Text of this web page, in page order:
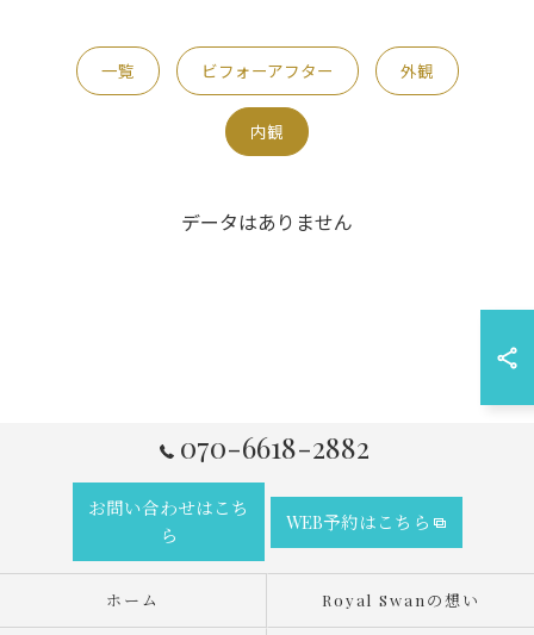
一覧 ビフォーアフター 外観
内観
データはありません
070-6618-2882
お問い合わせはこち
ら
WEB予約はこちら
ホーム Royal Swanの想い